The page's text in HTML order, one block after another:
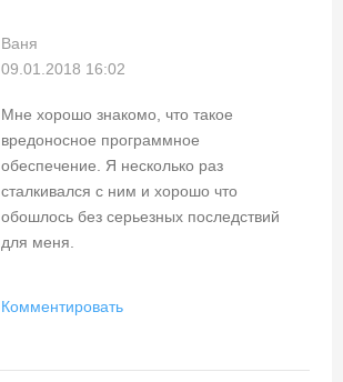
Ваня
09.01.2018 16:02
Мне хорошо знакомо, что такое
вредоносное программное
обеспечение. Я несколько раз
сталкивался с ним и хорошо что
обошлось без серьезных последствий
для меня.
Комментировать